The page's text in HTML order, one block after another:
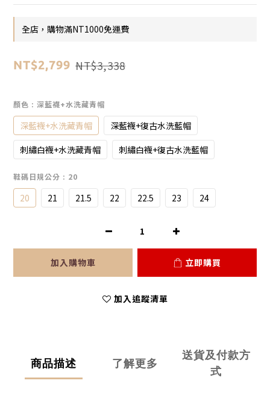
全店，購物滿NT1000免運費
NT$2,799 NT$3,338
顏色 : 深藍襪+水洗藏青帽
深藍襪+水洗藏青帽
深藍襪+復古水洗藍帽
刺繡白襪+水洗藏青帽
刺繡白襪+復古水洗藍帽
鞋碼日規公分 : 20
20 21 21.5 22 22.5 23 24
加入購物車 立即購買
加入追蹤清單
商品描述 了解更多
送貨及付款方
式